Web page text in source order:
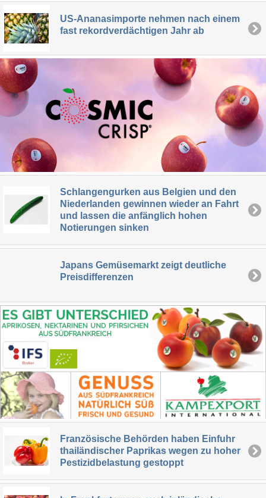
US-Ananasimporte nehmen nach einem
fast rekordverdächtigen Jahr ab
Schlangengurken aus Belgien und den
Niederlanden gewinnen wieder an Fahrt
und lassen die anfänglich hohen
Notierungen sinken
Japans Gemüsemarkt zeigt deutliche
Preisdifferenzen
Französische Behörden haben Einfuhr
thailändischer Paprikas wegen zu hoher
Pestizidbelastung gestoppt